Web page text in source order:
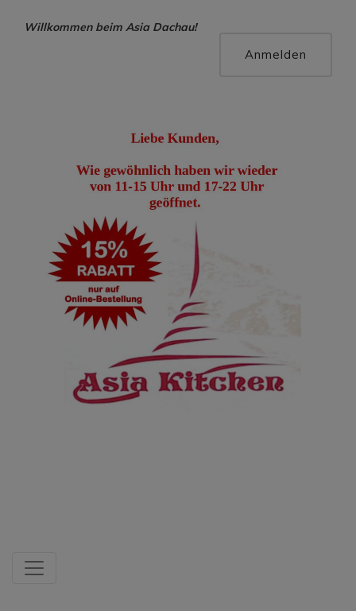
Willkommen beim Asia Dachau!
Anmelden